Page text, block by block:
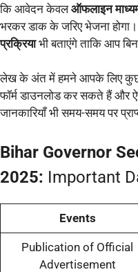
कि आवेदन केवलऑफलाइन
भरकर डाक के जरिए भेजना
प्रक्रियाभी बताएंगे ताकि आप
लेख के अंत में हमने आपके लिए
फॉर्म डाउनलोड कर सकते हैं और
जानकारियाँ भी समय-समय पर
Bihar Governor
2025: Important
Events
Publication of Official
Advertisement